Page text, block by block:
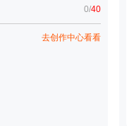
0/40
去创作中心看看